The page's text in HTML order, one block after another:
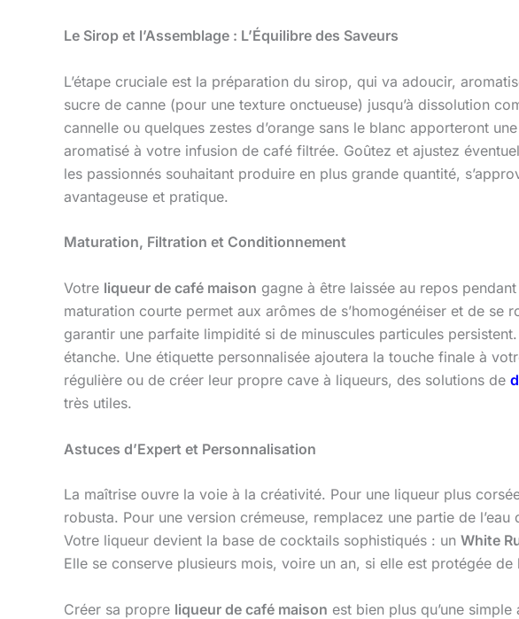
Le Sirop et l’Assemblage : L’Équilibre des Saveurs
L’étape cruciale est la préparation du sirop, qui va adoucir,
sucre de canne (pour une texture onctueuse) jusqu’à dissolution
cannelle ou quelques zestes d’orange sans le blanc apporteront
aromatisé à votre infusion de café filtrée. Goûtez et ajustez
les passionnés souhaitant produire en plus grande quantité,
avantageuse et pratique.
Maturation, Filtration et Conditionnement
Votre liqueur de café maison gagne à être laissée au repos
maturation courte permet aux arômes de s’homogénéiser et de
garantir une parfaite limpidité si de minuscules particules
étanche. Une étiquette personnalisée ajoutera la touche finale à
régulière ou de créer leur propre cave à liqueurs, des solutions de
très utiles.
Astuces d’Expert et Personnalisation
La maîtrise ouvre la voie à la créativité. Pour une liqueur plus
robusta. Pour une version crémeuse, remplacez une partie de
Votre liqueur devient la base de cocktails sophistiqués : un White
Elle se conserve plusieurs mois, voire un an, si elle est protégée
Créer sa propre liqueur de café maison est bien plus qu’une